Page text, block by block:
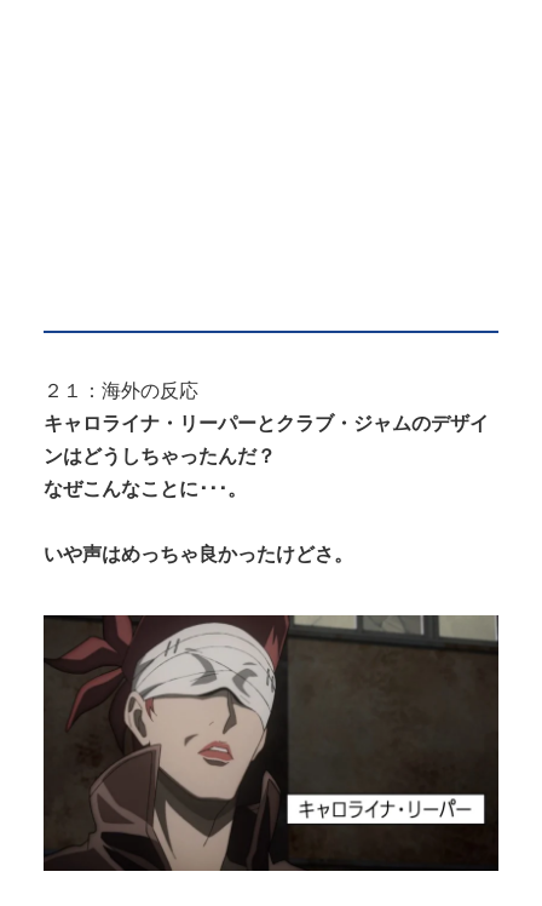
２１：海外の反応
キャロライナ・リーパーとクラブ・ジャムのデザイ
ンはどうしちゃったんだ？
なぜこんなことに･･･。
いや声はめっちゃ良かったけどさ。